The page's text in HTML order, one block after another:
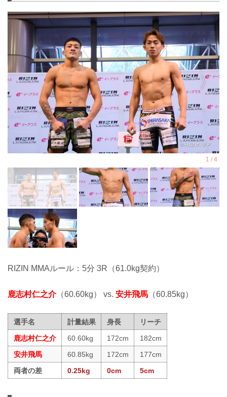
RIZIN MMAルール：5分 3R（61.0kg契約）
鹿志村仁之介（60.60kg） vs. 安井飛馬 （60.85kg）
選手名 計量結果 身長
リーチ
鹿志村仁之介
60.60kg 172cm
182cm
安井飛馬
60.85kg 172cm
177cm
両者の差
0.25kg 0cm 5cm